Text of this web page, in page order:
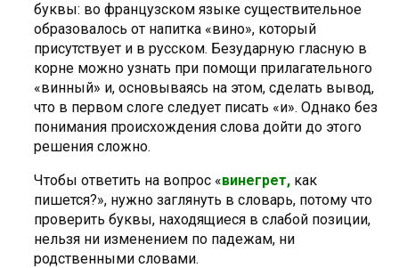
буквы: во французском языке существительное
образовалось от напитка «вино», который
присутствует и в русском. Безударную гласную в
корне можно узнать при помощи прилагательного
«винный» и, основываясь на этом, сделать вывод,
что в первом слоге следует писать «и». Однако без
понимания происхождения слова дойти до этого
решения сложно.
Чтобы ответить на вопрос «винегрет, как
пишется?», нужно заглянуть в словарь, потому что
проверить буквы, находящиеся в слабой позиции,
нельзя ни изменением по падежам, ни
родственными словами.